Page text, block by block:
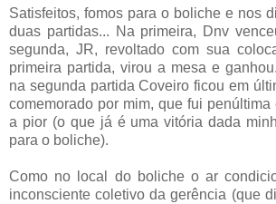
Satisfeitos, fomos para o boliche e nos
duas partidas... Na primeira, Dnv
segunda, JR, revoltado com sua
primeira partida, virou a mesa e
na segunda partida Coveiro ficou em
comemorado por mim, que fui penúltima
a pior (o que já é uma vitória dada
para o boliche).
Como no local do boliche o ar
inconsciente coletivo da gerência (que